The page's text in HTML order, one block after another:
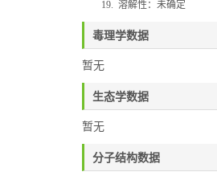
19. 溶解性：未确定
毒理学数据
暂无
生态学数据
暂无
分子结构数据